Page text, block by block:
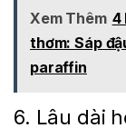
Xem Thêm 4
thơm: Sáp
paraffin
6. Lâu dài